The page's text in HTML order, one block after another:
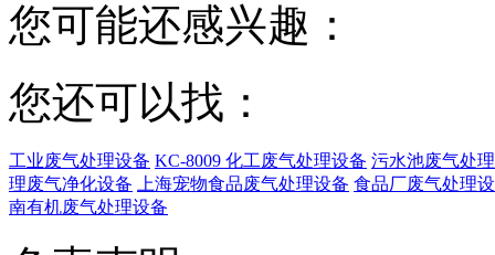
您可能还感兴趣：
您还可以找：
工业废气处理设备 KC-8009 化工废气处理设备 污水池废气处
理废气净化设备
上海宠物食品废气处理设备 食品厂废气处理
南有机废气处理设备